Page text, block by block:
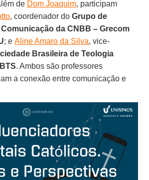
de Dom Joaquim, participam
, coordenador doGrupo de
da CNBB – Grecom
; eAline Amaro da Silva, vice-
Brasileira de Teologia
. Ambos são professores
a conexão entre comunicação e